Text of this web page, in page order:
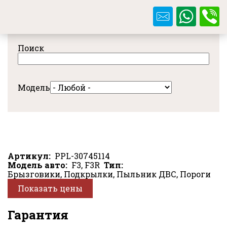
содержанию
Поиск
Модель
Артикул
PPL-30745114
Модель авто
F3, F3R Тип
Брызговики, Подкрылки, Пыльник ДВС, Пороги
Показать цены
Гарантия